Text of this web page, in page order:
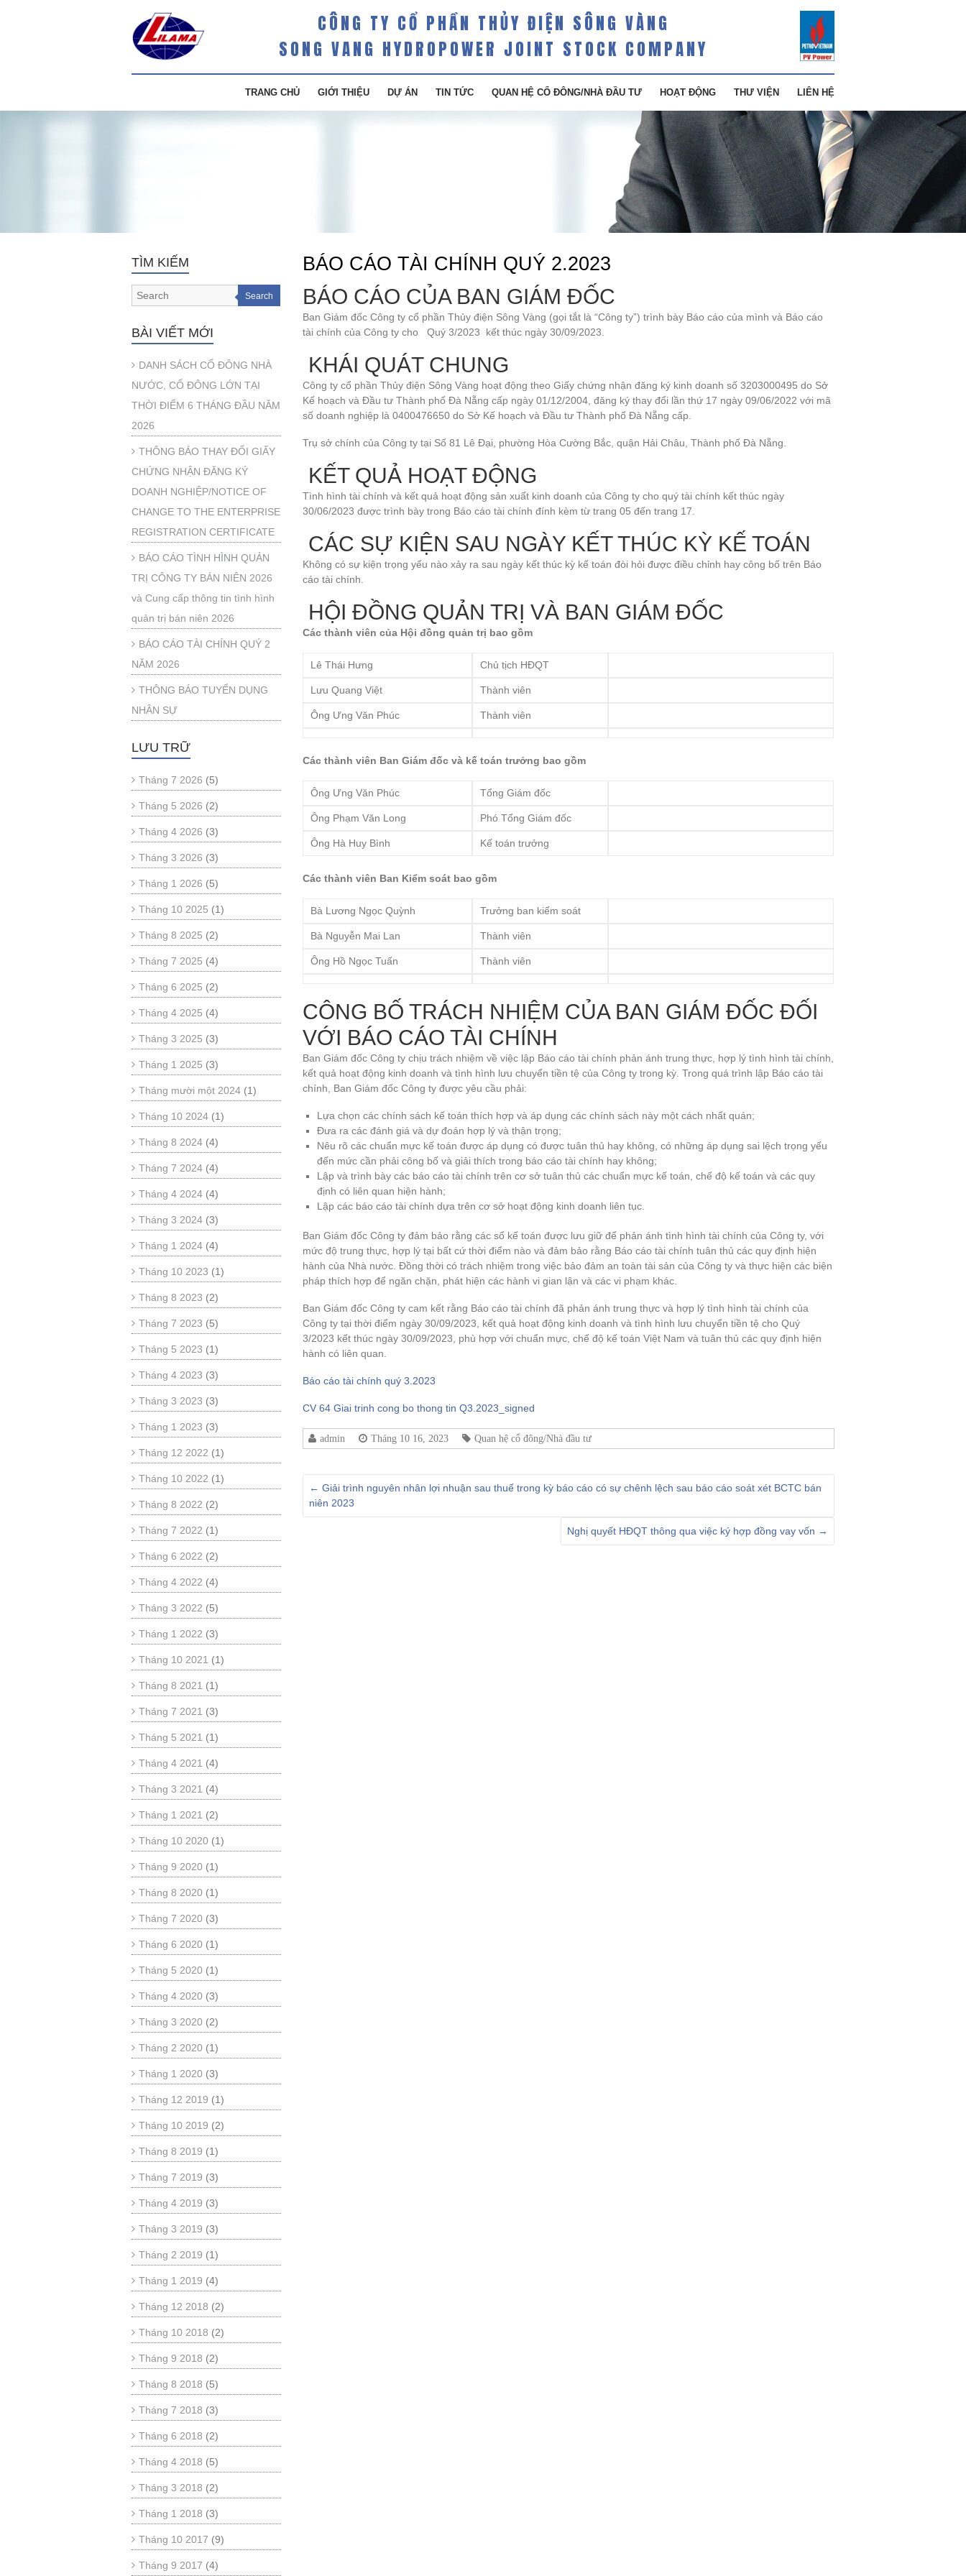
CÔNG TY CỔ PHẦN THỦY ĐIỆN SÔNG VÀNG
SONG VANG HYDROPOWER JOINT STOCK COMPANY
TRANG CHỦ GIỚI THIỆU DỰ ÁN TIN TỨC QUAN HỆ CỔ ĐÔNG/NHÀ ĐẦU TƯ HOẠT ĐỘNG THƯ VIỆN LIÊN HỆ
BÁO CÁO TÀI CHÍNH QUÝ 2.2023
BÁO CÁO CỦA BAN GIÁM ĐỐC
Ban Giám đốc Công ty cổ phần Thủy điện Sông Vàng (gọi tắt là “Công ty”) trình bày Báo cáo của mình và Báo cáo
tài chính của Công ty cho Quý 3/2023 kết thúc ngày 30/09/2023.
KHÁI QUÁT CHUNG
Công ty cổ phần Thủy điện Sông Vàng hoạt động theo Giấy chứng nhận đăng ký kinh doanh số 3203000495 do Sở
Kế hoạch và Đầu tư Thành phố Đà Nẵng cấp ngày 01/12/2004, đăng ký thay đổi lần thứ 17 ngày 09/06/2022 với mã
số doanh nghiệp là 0400476650 do Sở Kế hoạch và Đầu tư Thành phố Đà Nẵng cấp.
Trụ sở chính của Công ty tại Số 81 Lê Đại, phường Hòa Cường Bắc, quận Hải Châu, Thành phố Đà Nẵng.
KẾT QUẢ HOẠT ĐỘNG
Tình hình tài chính và kết quả hoạt động sản xuất kinh doanh của Công ty cho quý tài chính kết thúc ngày
30/06/2023 được trình bày trong Báo cáo tài chính đính kèm từ trang 05 đến trang 17.
CÁC SỰ KIỆN SAU NGÀY KẾT THÚC KỲ KẾ TOÁN
Không có sự kiện trọng yếu nào xảy ra sau ngày kết thúc kỳ kế toán đòi hỏi được điều chỉnh hay công bố trên Báo
cáo tài chính.
HỘI ĐỒNG QUẢN TRỊ VÀ BAN GIÁM ĐỐC
Các thành viên của Hội đồng quản trị bao gồm
Lê Thái Hưng Chủ tịch HĐQT
Lưu Quang Việt Thành viên
Ông Ưng Văn Phúc Thành viên
Các thành viên Ban Giám đốc và kế toán trưởng bao gồm
Ông Ưng Văn Phúc Tổng Giám đốc
Ông Phạm Văn Long Phó Tổng Giám đốc
Ông Hà Huy Bình Kế toán trưởng
Các thành viên Ban Kiểm soát bao gồm
Bà Lương Ngọc Quỳnh Trưởng ban kiểm soát
Bà Nguyễn Mai Lan Thành viên
Ông Hồ Ngọc Tuấn Thành viên
CÔNG BỐ TRÁCH NHIỆM CỦA BAN GIÁM ĐỐC ĐỐI
VỚI BÁO CÁO TÀI CHÍNH
Ban Giám đốc Công ty chịu trách nhiệm về việc lập Báo cáo tài chính phản ánh trung thực, hợp lý tình hình tài chính,
kết quả hoạt động kinh doanh và tình hình lưu chuyển tiền tệ của Công ty trong kỳ. Trong quá trình lập Báo cáo tài
chính, Ban Giám đốc Công ty được yêu cầu phải:
Lựa chọn các chính sách kế toán thích hợp và áp dụng các chính sách này một cách nhất quán;
Đưa ra các đánh giá và dự đoán hợp lý và thận trọng;
Nêu rõ các chuẩn mực kế toán được áp dụng có được tuân thủ hay không, có những áp dụng sai lệch trọng yếu
đến mức cần phải công bố và giải thích trong báo cáo tài chính hay không;
Lập và trình bày các báo cáo tài chính trên cơ sở tuân thủ các chuẩn mực kế toán, chế độ kế toán và các quy
định có liên quan hiện hành;
Lập các báo cáo tài chính dựa trên cơ sở hoạt động kinh doanh liên tục.
Ban Giám đốc Công ty đảm bảo rằng các sổ kế toán được lưu giữ để phản ánh tình hình tài chính của Công ty, với
mức độ trung thực, hợp lý tại bất cứ thời điểm nào và đảm bảo rằng Báo cáo tài chính tuân thủ các quy định hiện
hành của Nhà nước. Đồng thời có trách nhiệm trong việc bảo đảm an toàn tài sản của Công ty và thực hiện các biện
pháp thích hợp để ngăn chặn, phát hiện các hành vi gian lận và các vi phạm khác.
Ban Giám đốc Công ty cam kết rằng Báo cáo tài chính đã phản ánh trung thực và hợp lý tình hình tài chính của
Công ty tại thời điểm ngày 30/09/2023, kết quả hoạt động kinh doanh và tình hình lưu chuyển tiền tệ cho Quý
3/2023 kết thúc ngày 30/09/2023, phù hợp với chuẩn mực, chế độ kế toán Việt Nam và tuân thủ các quy định hiện
hành có liên quan.
Báo cáo tài chính quý 3.2023
CV 64 Giai trinh cong bo thong tin Q3.2023_signed
admin Tháng 10 16, 2023 Quan hệ cổ đông/Nhà đầu tư
← Giải trình nguyên nhân lợi nhuận sau thuế trong kỳ báo cáo có sự chênh lệch sau báo cáo soát xét BCTC bán
niên 2023
Nghị quyết HĐQT thông qua việc ký hợp đồng vay vốn →
TÌM KIẾM
Search
BÀI VIẾT MỚI
DANH SÁCH CỔ ĐÔNG NHÀ
NƯỚC, CỔ ĐÔNG LỚN TẠI
THỜI ĐIỂM 6 THÁNG ĐẦU NĂM
2026
THÔNG BÁO THAY ĐỔI GIẤY
CHỨNG NHẬN ĐĂNG KÝ
DOANH NGHIỆP/NOTICE OF
CHANGE TO THE ENTERPRISE
REGISTRATION CERTIFICATE
BÁO CÁO TÌNH HÌNH QUẢN
TRỊ CÔNG TY BÁN NIÊN 2026
và Cung cấp thông tin tình hình
quản trị bán niên 2026
BÁO CÁO TÀI CHÍNH QUÝ 2
NĂM 2026
THÔNG BÁO TUYỂN DỤNG
NHÂN SỰ
LƯU TRỮ
Tháng 7 2026 (5)
Tháng 5 2026 (2)
Tháng 4 2026 (3)
Tháng 3 2026 (3)
Tháng 1 2026 (5)
Tháng 10 2025 (1)
Tháng 8 2025 (2)
Tháng 7 2025 (4)
Tháng 6 2025 (2)
Tháng 4 2025 (4)
Tháng 3 2025 (3)
Tháng 1 2025 (3)
Tháng mười một 2024 (1)
Tháng 10 2024 (1)
Tháng 8 2024 (4)
Tháng 7 2024 (4)
Tháng 4 2024 (4)
Tháng 3 2024 (3)
Tháng 1 2024 (4)
Tháng 10 2023 (1)
Tháng 8 2023 (2)
Tháng 7 2023 (5)
Tháng 5 2023 (1)
Tháng 4 2023 (3)
Tháng 3 2023 (3)
Tháng 1 2023 (3)
Tháng 12 2022 (1)
Tháng 10 2022 (1)
Tháng 8 2022 (2)
Tháng 7 2022 (1)
Tháng 6 2022 (2)
Tháng 4 2022 (4)
Tháng 3 2022 (5)
Tháng 1 2022 (3)
Tháng 10 2021 (1)
Tháng 8 2021 (1)
Tháng 7 2021 (3)
Tháng 5 2021 (1)
Tháng 4 2021 (4)
Tháng 3 2021 (4)
Tháng 1 2021 (2)
Tháng 10 2020 (1)
Tháng 9 2020 (1)
Tháng 8 2020 (1)
Tháng 7 2020 (3)
Tháng 6 2020 (1)
Tháng 5 2020 (1)
Tháng 4 2020 (3)
Tháng 3 2020 (2)
Tháng 2 2020 (1)
Tháng 1 2020 (3)
Tháng 12 2019 (1)
Tháng 10 2019 (2)
Tháng 8 2019 (1)
Tháng 7 2019 (3)
Tháng 4 2019 (3)
Tháng 3 2019 (3)
Tháng 2 2019 (1)
Tháng 1 2019 (4)
Tháng 12 2018 (2)
Tháng 10 2018 (2)
Tháng 9 2018 (2)
Tháng 8 2018 (5)
Tháng 7 2018 (3)
Tháng 6 2018 (2)
Tháng 4 2018 (5)
Tháng 3 2018 (2)
Tháng 1 2018 (3)
Tháng 10 2017 (9)
Tháng 9 2017 (4)